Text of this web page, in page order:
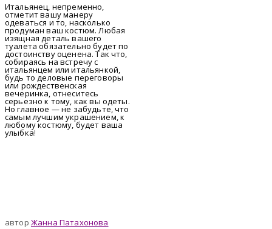
Итальянец, непременно,
отметит вашу манеру
одеваться и то, насколько
продуман ваш костюм. Любая
изящная деталь вашего
туалета обязательно будет по
достоинству оценена. Так что,
собираясь на встречу с
итальянцем или итальянкой,
будь то деловые переговоры
или рождественская
вечеринка, отнеситесь
серьезно к тому, как вы одеты.
Но главное — не забудьте, что
самым лучшим украшением, к
любому костюму, будет ваша
улыбка!
автор Жанна Патахонова